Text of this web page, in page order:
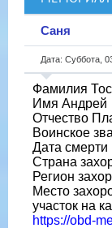
Саня
Дата: Суббота,
Фамилия
Имя Андрей
Отчество
Воинское
Дата смерти
Страна
Регион
Место
участок на
https://obd-